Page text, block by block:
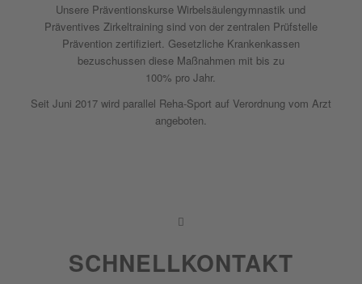
Unsere Präventionskurse Wirbelsäulengymnastik und
Präventives Zirkeltraining sind von der zentralen Prüfstelle
Prävention zertifiziert. Gesetzliche Krankenkassen
bezuschussen diese Maßnahmen mit bis zu
100% pro Jahr.
Seit Juni 2017 wird parallel Reha-Sport auf Verordnung vom Arzt
angeboten.
SCHNELL­KONTAKT